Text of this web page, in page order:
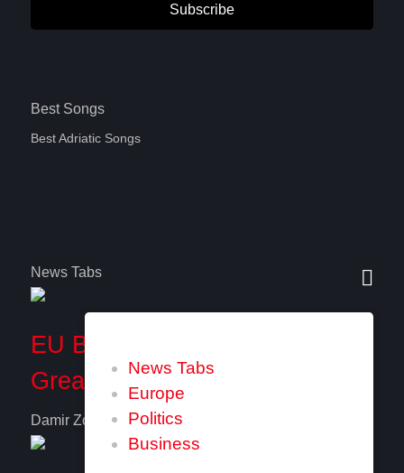
Subscribe
Best Songs
Best Adriatic Songs
News Tabs
Europe
Politics
Business
News Tabs
EU Balkan Members Seek
Greater Role in Commission
Damir Zovic